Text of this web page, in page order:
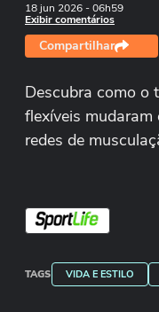
18 jun 2026- 06h59
Exibir comentários
Compartilhar
Descubra como o
flexíveis
redes de
TAGS VIDA E ESTILO